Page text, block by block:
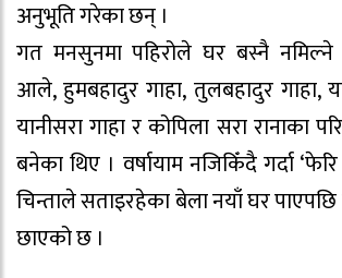
अनुभूति गरेका छन् ।
गत मनसुनमा पहिरोले घर बस्नै नमिल्ने
आले, हुमबहादुर गाहा, तुलबहादुर गाहा,
यानीसरा गाहा र कोपिला सरा रानाका
बनेका थिए । वर्षायाम नजिकिँदै गर्दा
चिन्ताले सताइरहेका बेला नयाँ घर
छाएको छ ।